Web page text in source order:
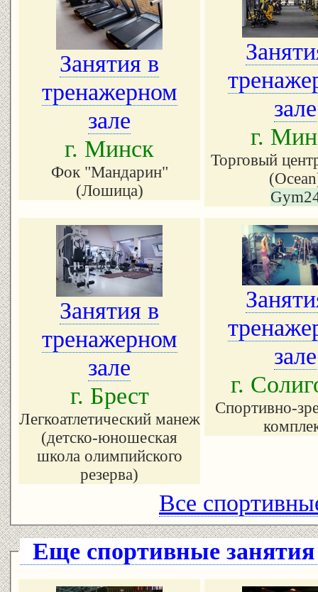
Занятия в
тренажерном
зале
г. Минск
Фок "Мандарин"
(Лошица)
зале
г.
Торговый
Занятия в
тренажерном
зале
г. Брест
Легкоатлетический манеж
(детско-юношеская
школа олимпийского
резерва)
зале
г.
Спортивно-
Все
Еще спортивные занятия